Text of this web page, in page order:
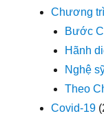
Chương
Bước
Hãnh
Nghệ
Theo
Covid-19